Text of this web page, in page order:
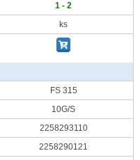
1 - 2
ks
FS 315
10G/S
2258293110
2258290121